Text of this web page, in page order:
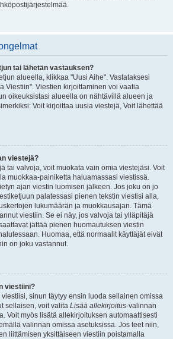
tai lähetän vastauksen?
alueella, klikkaa "Uusi Aihe". Vastataksesi
Viestiin". Viestien kirjoittaminen voi vaatia
oikeuksistasi alueella on nähtävillä alueen ja
Voit kirjoittaa uusia viestejä, Voit lähettää
viestejä?
tai valvoja, voit muokata vain omia viestejäsi. Voit
muokkaa-painiketta haluamassasi viestissä.
ajan viestin luomisen jälkeen. Jos joku on jo
palatessasi pienen tekstin viestisi alla,
lukumäärän ja muokkausajan. Tämä
viestiin. Se ei näy, jos valvoja tai ylläpitäjä
jättää pienen huomautuksen viestin
Huomaa, että normaalit käyttäjät eivät
on joku vastannut.
viestiini?
sinun täytyy ensin luoda sellainen omissa
sellaisen, voit valita Lisää allekirjoitus-valinnan
Voit myös lisätä allekirjoituksen automaattisesti
valinnan omissa asetuksissa. Jos teet niin,
liittämisen yksittäiseen viestiin poistamalla